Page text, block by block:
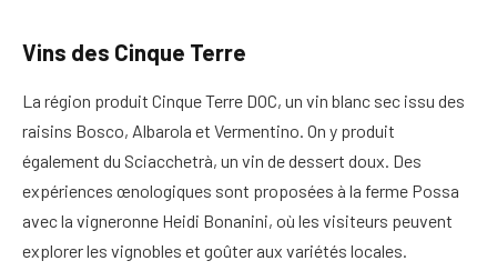
Vins des Cinque Terre
La région produit Cinque Terre DOC, un vin blanc sec issu des
raisins Bosco, Albarola et Vermentino. On y produit
également du Sciacchetrà, un vin de dessert doux. Des
expériences œnologiques sont proposées à la ferme Possa
avec la vigneronne Heidi Bonanini, où les visiteurs peuvent
explorer les vignobles et goûter aux variétés locales.